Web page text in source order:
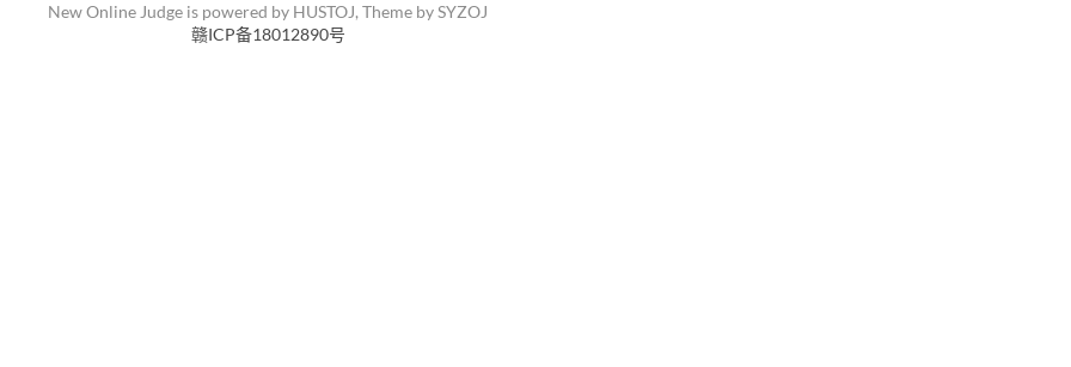
New Online Judge is powered by HUSTOJ, Theme bySYZOJ
赣ICP备18012890号